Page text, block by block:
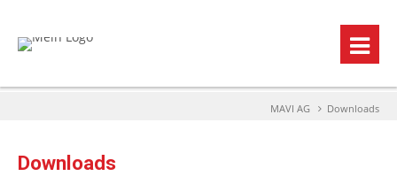
MAVI AG Downloads
Downloads